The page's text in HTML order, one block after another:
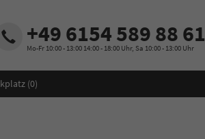
+49 6154 589 88 61
Mo-Fr 10:00 - 13:00 14:00 - 18:00 Uhr, Sa 10:00 - 13:00 Uhr
(0)